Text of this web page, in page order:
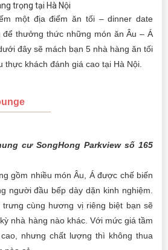
trọng tại Hà Nội
một địa điểm ăn tối – dinner date
để thưởng thức những món ăn Âu – Á
đây sẽ mách bạn 5 nhà hàng ăn tối
thực khách đánh giá cao tại Hà Nội.
cư SongHong Parkview số 165
gồm nhiều món Âu, Á được chế biến
người đầu bếp dày dặn kinh nghiệm.
cùng hương vị riêng biệt bạn sẽ
nhà hàng nào khác. Với mức giá tầm
nhưng chất lượng thì không thua